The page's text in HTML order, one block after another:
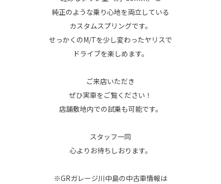
純正のような乗り心地を両立している
カスタムスプリングです。
せっかくのM/Tを少し変わったヤリスで
ドライブを楽しめます。
ご来店いただき
ぜひ実車をご覧ください！
店舗敷地内での試乗も可能です。
スタッフ一同
心よりお待ちしおります。
※GRガレージ川中島の中古車情報は